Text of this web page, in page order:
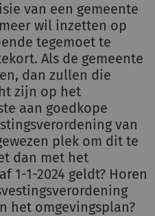
van een gemeente
wil inzetten op
tegemoet te
Als de gemeente
dan zullen die
zijn op het
aan goedkope
van
plek om dit te
dan met het
1-1-2024 geldt? Horen
het omgevingsplan?